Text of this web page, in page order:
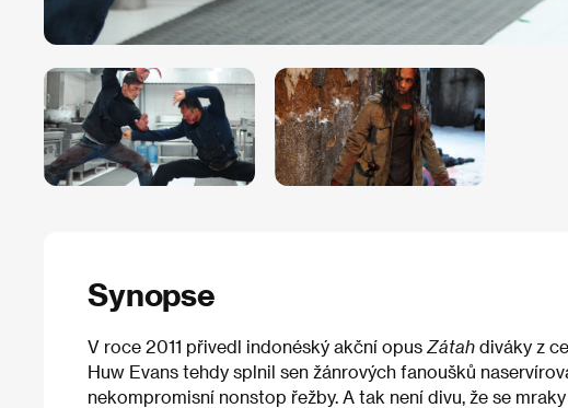
Synopse
V roce 2011 přivedl indonéský akční opus Zátah diváky z
Huw Evans tehdy splnil sen žánrových fanoušků
nekompromisní nonstop řežby. A tak není divu, že se